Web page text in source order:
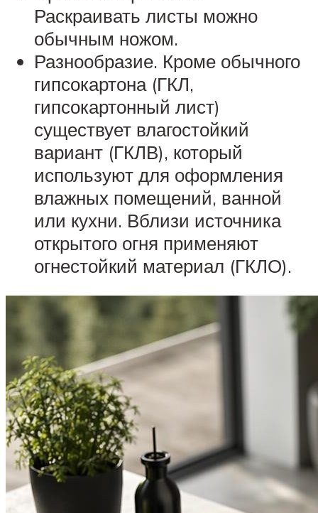
Раскраивать листы можно
обычным ножом.
Разнообразие. Кроме обычного
гипсокартона (ГКЛ,
гипсокартонный лист)
существует влагостойкий
вариант (ГКЛВ), который
используют для оформления
влажных помещений, ванной
или кухни. Вблизи источника
открытого огня применяют
огнестойкий материал (ГКЛО).